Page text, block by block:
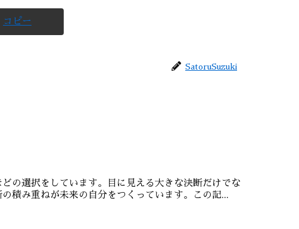
コピー
SatoruSuzuki
の選択をしています。目に見える大きな決断だけでな
積み重ねが未来の自分をつくっています。この記...